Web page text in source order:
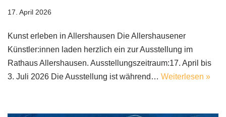
17. April 2026
Kunst erleben in Allershausen Die Allershausener
Künstler:innen laden herzlich ein zur Ausstellung im
Rathaus Allershausen. Ausstellungszeitraum:17. April bis
3. Juli 2026 Die Ausstellung ist während… Weiterlesen »